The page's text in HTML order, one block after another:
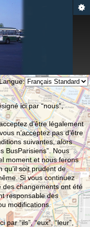
ici par “nous”,
d’être légalement
n’acceptez pas d’être
suivantes, alors
BusParisiens”. Nous
moment et nous ferons
qu’il soit prudent de
Si vous continuez
des changements ont été
responsable des
modifications.
“ils”, “eux”, “leur”,